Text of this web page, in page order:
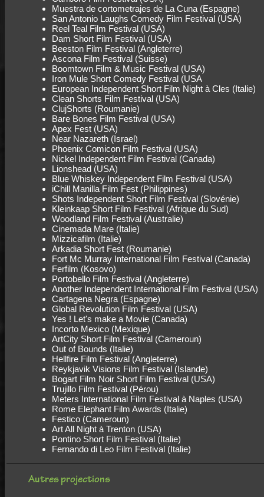
Muestra de cortometrajes de La Cuna (Espagne)
San Antonio Laughs Comedy Film Festival (USA)
Reel Teal Film Festival (USA)
Dam Short Film Festival (USA)
Beeston Film Festival (Angleterre)
Ascona Film Festival (Suisse)
Boomtown Film & Music Festival (USA)
Iron Mule Short Comedy Festival (USA
European Independent Short Film Night à Cles (Italie)
Clean Shorts Film Festival (USA)
ClujShorts (Roumanie)
Bare Bones Film Festival (USA)
Apex Fest (USA)
Near Nazareth (Israel)
Phoenix Comicon Film Festival (USA)
Nickel Independent Film Festival (Canada)
Lionshead (USA)
Blue Whiskey Independent Film Festival (USA)
iChill Manilla Film Fest (Philippines)
Shots Independent Short Film Festival (Slovénie)
Kleinkaap Short Film Festival (Afrique du Sud)
Woodland Film Festival (Australie)
Cinemada Mare (Italie)
Mizzicafilm (Italie)
Arkadia Short Fest (Roumanie)
Fort Mc Murray International Film Festival (Canada)
Ferfilm (Kosovo)
Portobello Film Festival (Angleterre)
Another Independent International Film Festival (USA)
Cartagena Negra (Espagne)
Global Revolution Film Festival (USA)
Yes ! Let's make a Movie (Canada)
Incorto Mexico (Mexique)
ArtCity Short Film Festival (Cameroun)
Out of Bounds (Italie)
Hellfire Film Festival (Angleterre)
Reykjavik Visions Film Festival (Islande)
Bogart Film Noir Short Film Festival (USA)
Trujillo Film Festival (Pérou)
Meters International Film Festival à Naples (USA)
Rome Elephant Film Awards (Italie)
Festico (Cameroun)
Art All Night à Trenton (USA)
Pontino Short Film Festival (Italie)
Fernando di Leo Film Festival (Italie)
Autres projections